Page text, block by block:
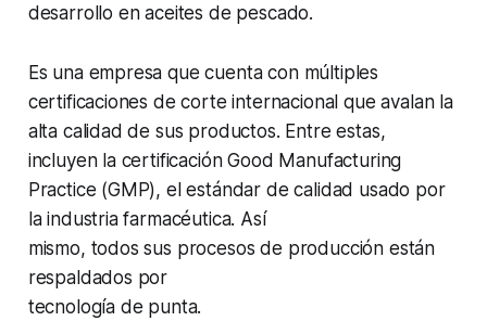
desarrollo en aceites de pescado.
Es una empresa que cuenta con múltiples
certificaciones de corte internacional que avalan la
alta calidad de sus productos. Entre estas,
incluyen la certificación Good Manufacturing
Practice (GMP), el estándar de calidad usado por
la industria farmacéutica. Así
mismo, todos sus procesos de producción están
respaldados por
tecnología de punta.